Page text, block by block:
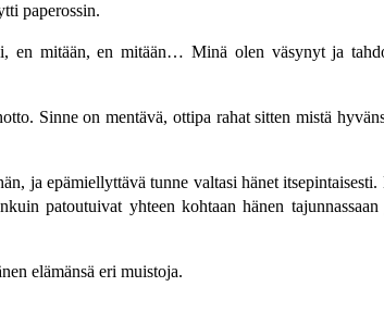
paperossin.
mitään, en mitään… Minä olen väsynyt ja
Sinne on mentävä, ottipa rahat sitten mistä
ja epämiellyttävä tunne valtasi hänet
patoutuivat yhteen kohtaan hänen
elämänsä eri muistoja.